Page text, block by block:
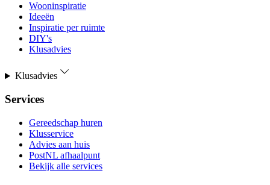
Wooninspiratie
Ideeën
Inspiratie per ruimte
DIY's
Klusadvies
Klusadvies
Services
Gereedschap huren
Klusservice
Advies aan huis
PostNL afhaalpunt
Bekijk alle services